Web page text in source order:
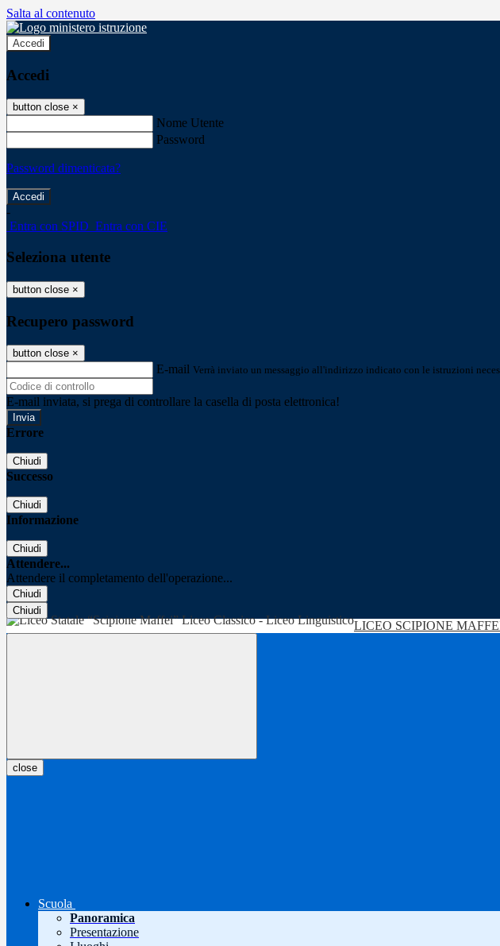
Salta al contenuto
Accedi
Accedi
button close ×
Nome Utente
Password
Password dimenticata?
-
Entra con SPID Entra con CIE
Seleziona utente
button close ×
Recupero password
button close ×
E-mail Verrà inviato un messaggio all'indirizzo indicato con le istruzioni
E-mail inviata, si prega di controllare la casella di posta elettronica!
Errore
Chiudi
Successo
Chiudi
Informazione
Chiudi
Attendere...
Attendere il completamento dell'operazione...
Chiudi
Chiudi
LICEO SCIPIONE
close
Scuola
Panoramica
Presentazione